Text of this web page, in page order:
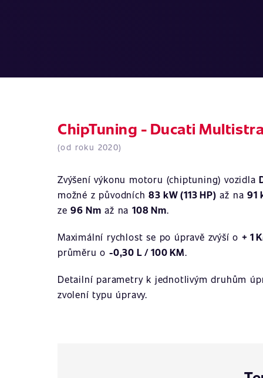
ChipTuning - Ducati
(od roku 2020)
Zvýšení výkonu motoru (chiptuning) vozidla
možné z původních83 kW (113 HP) až na91
ze96 Nm až na108 Nm.
Maximální rychlost se po úpravě zvýší o + 1
průměru o-0,30 L / 100 KM.
Detailní parametry k jednotlivým druhům
zvolení typu úpravy.